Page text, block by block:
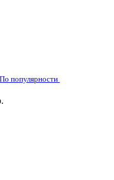
По популярности